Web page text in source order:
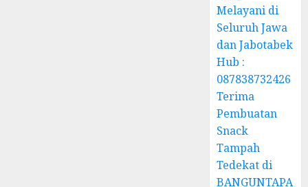
Melayani di
Seluruh Jawa
dan Jabotabek
Hub :
087838732426
Terima
Pembuatan
Snack
Tampah
Tedekat di
BANGUNTAPA